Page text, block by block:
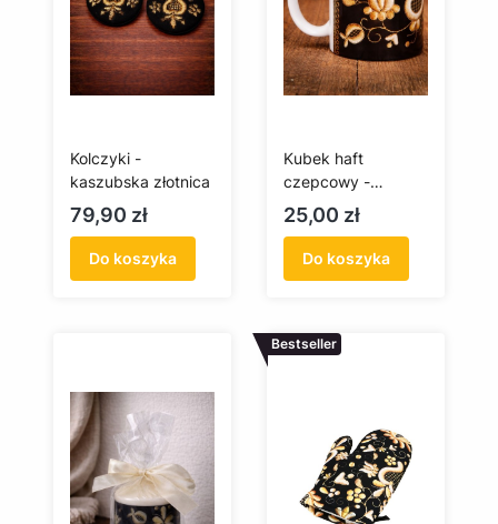
Kolczyki -
kaszubska złotnica
Cena
79,90 zł
Do koszyka
Kubek haft
czepcowy -
złotnica kaszubska
Cena
25,00 zł
Do koszyka
Bestseller